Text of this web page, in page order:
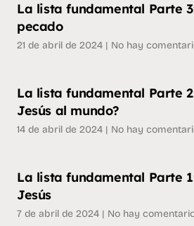
La lista fundamental Parte
pecado
21 de abril de 2024 No hay
La lista fundamental Parte
Jesús al mundo?
14 de abril de 2024 No hay
La lista fundamental Parte
Jesús
7 de abril de 2024 No hay